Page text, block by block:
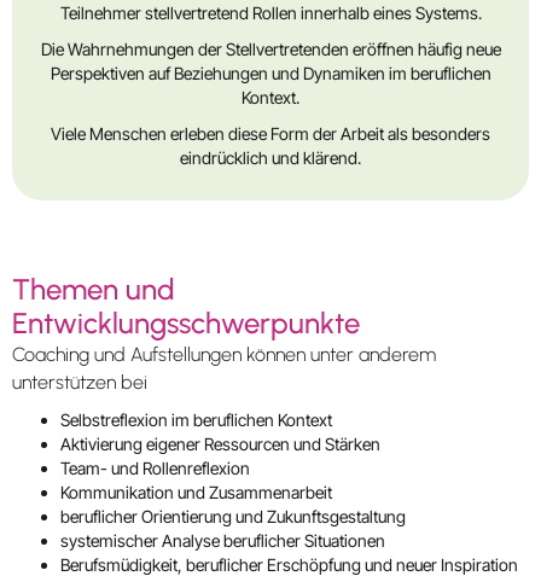
Teilnehmer stellvertretend Rollen innerhalb eines Systems.
Die Wahrnehmungen der Stellvertretenden eröffnen häufig neue
Perspektiven auf Beziehungen und Dynamiken im beruflichen
Kontext.
Viele Menschen erleben diese Form der Arbeit als besonders
eindrücklich und klärend.
Themen und
Entwicklungsschwerpunkte
Coaching und Aufstellungen können unter anderem
unterstützen bei
Selbstreflexion im beruflichen Kontext
Aktivierung eigener Ressourcen und Stärken
Team- und Rollenreflexion
Kommunikation und Zusammenarbeit
beruflicher Orientierung und Zukunftsgestaltung
systemischer Analyse beruflicher Situationen
Berufsmüdigkeit, beruflicher Erschöpfung und neuer Inspiration